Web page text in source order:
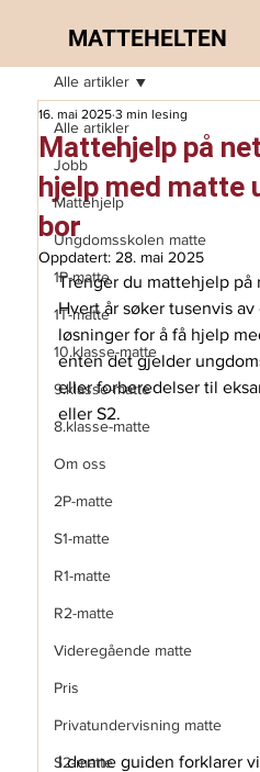
MATTEHELTEN
Alle artikler
Jobb
Mattehjelp
Ungdomsskolen matte
1P-matte
1T-matte
10.klasse-matte
9.klasse-matte
8.klasse-matte
Om oss
2P-matte
S1-matte
R1-matte
R2-matte
Videregående matte
Pris
Privatundervisning matte
S2-matte
Alle artikler
Mattehjelp på
hjelp med matte
bor
16. mai 2025 3 min lesing
Oppdatert: 28. mai 2025
Trenger du mattehjelp på
Hvert år søker tusenvis
løsninger for å få hjelp
enten det gjelder
eller forberedelser til
eller S2.
I denne guiden forklarer